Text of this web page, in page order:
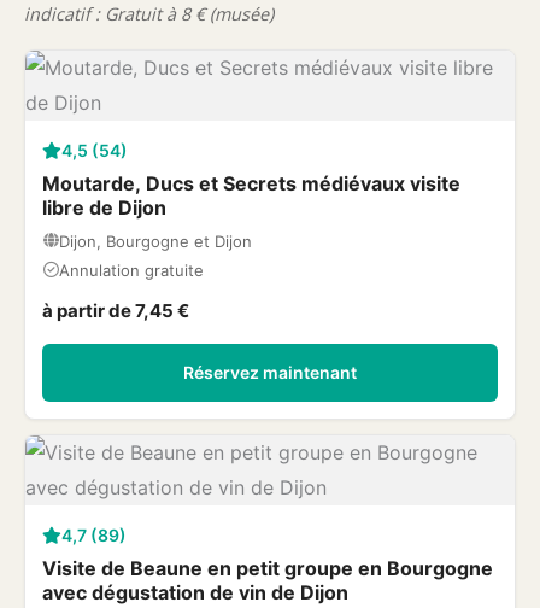
indicatif : Gratuit à 8 € (musée)
4,5 (54)
Moutarde, Ducs et Secrets médiévaux visite
libre de Dijon
Dijon, Bourgogne et Dijon
Annulation gratuite
à partir de 7,45 €
Réservez maintenant
4,7 (89)
Visite de Beaune en petit groupe en Bourgogne
avec dégustation de vin de Dijon